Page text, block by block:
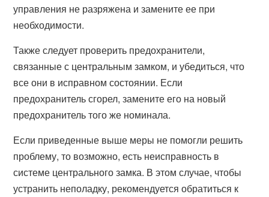
управления не разряжена и замените ее при
необходимости.
Также следует проверить предохранители,
связанные с центральным замком, и убедиться, что
все они в исправном состоянии. Если
предохранитель сгорел, замените его на новый
предохранитель того же номинала.
Если приведенные выше меры не помогли решить
проблему, то возможно, есть неисправность в
системе центрального замка. В этом случае, чтобы
устранить неполадку, рекомендуется обратиться к